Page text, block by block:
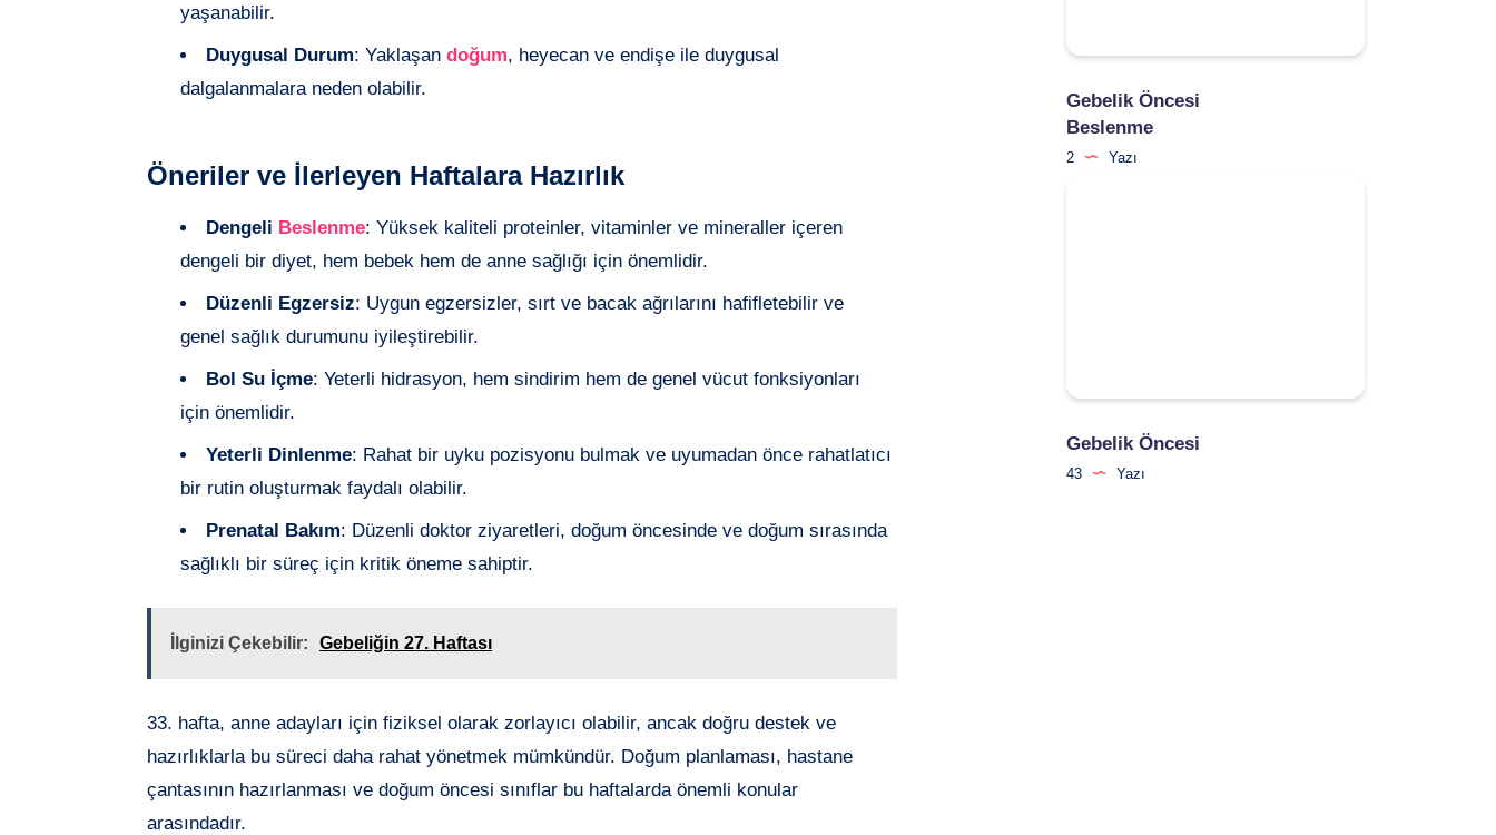
yaşanabilir.
Duygusal Durum: Yaklaşan doğum, heyecan ve endişe ile duygusal
dalgalanmalara neden olabilir.
Öneriler ve İlerleyen Haftalara Hazırlık
Dengeli Beslenme: Yüksek kaliteli proteinler, vitaminler ve mineraller içeren
dengeli bir diyet, hem bebek hem de anne sağlığı için önemlidir.
Düzenli Egzersiz: Uygun egzersizler, sırt ve bacak ağrılarını hafifletebilir ve
genel sağlık durumunu iyileştirebilir.
Bol Su İçme: Yeterli hidrasyon, hem sindirim hem de genel vücut fonksiyonları
için önemlidir.
Yeterli Dinlenme: Rahat bir uyku pozisyonu bulmak ve uyumadan önce rahatlatıcı
bir rutin oluşturmak faydalı olabilir.
Prenatal Bakım: Düzenli doktor ziyaretleri, doğum öncesinde ve doğum sırasında
sağlıklı bir süreç için kritik öneme sahiptir.
İlginizi Çekebilir: Gebeliğin 27. Haftası
33. hafta, anne adayları için fiziksel olarak zorlayıcı olabilir, ancak doğru destek ve
hazırlıklarla bu süreci daha rahat yönetmek mümkündür. Doğum planlaması, hastane
çantasının hazırlanması ve doğum öncesi sınıflar bu haftalarda önemli konular
arasındadır.
Gebelik Öncesi
Beslenme
2 Yazı
Gebelik Öncesi
43 Yazı